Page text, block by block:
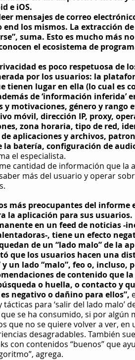
e iOS.
mensajes de correo
los mismos. La extracción
suma. Esto es mucho más
el ecosistema de
es poco respetuosa de
por los usuarios: la
tienen lugar en ella (lo cual es
de ‘información inferida’
y motivaciones, género y
móvil, dirección IP, proxy,
zona horaria, tipo de red,
aplicaciones y archivos,
la batería, configuración de
el especialista.
cantidad de información que la
más del usuario y operar
más preocupantes del informe
la aplicación para sus usuarios.
en un feed de noticias -
, tiene un efecto
de un “lado malo” de la
que los usuarios hacen una
y un lado “malo”, feo o, incluso,
de contenido que
o huella, o contacto y
negativo o dañino para ellos”,
tácticas para ‘salir del lado
se ha consumido, si por
que no se quiere volver a ver,
desagradables. También
con contenidos “buenos” que
agrega.